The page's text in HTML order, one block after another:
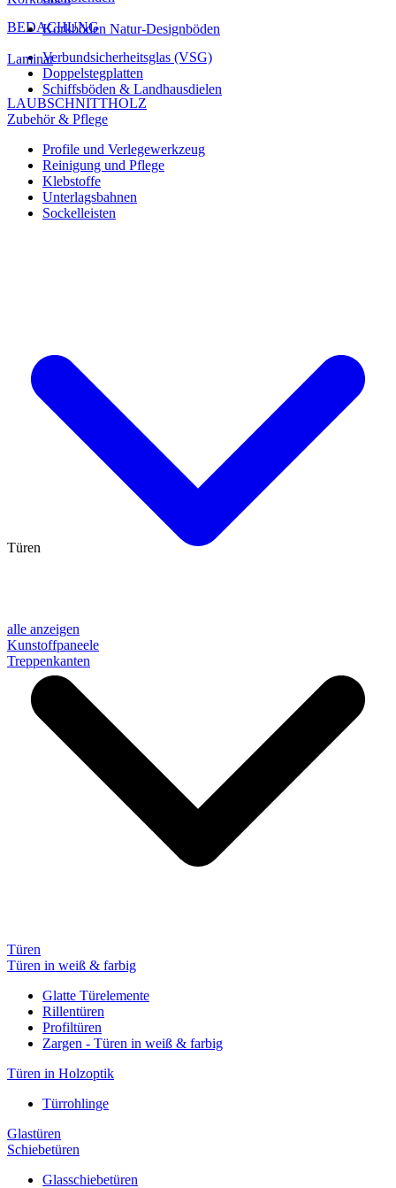
BEDACHUNG
Verbundsicherheitsglas (VSG)
Doppelstegplatten
LAUBSCHNITTHOLZ
Korkböden Natur-Designböden
Laminat
Schiffsböden & Landhausdielen
Zubehör & Pflege
Profile und Verlegewerkzeug
Reinigung und Pflege
Klebstoffe
Unterlagsbahnen
Sockelleisten
alle anzeigen
Kunstoffpaneele
Treppenkanten
Türen
Türen
Türen in weiß & farbig
Glatte Türelemente
Rillentüren
Profiltüren
Zargen - Türen in weiß & farbig
Türen in Holzoptik
Türrohlinge
Glastüren
Schiebetüren
Glasschiebetüren